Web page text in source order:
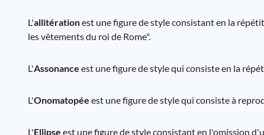
L'allitérationest une figure de style consistant en la
les vêtements du roi de Rome".
L'Assonance est une figure de style qui consiste en la
L'Onomatopée est une figure de style qui consiste à
L'Ellipse est une figure de style consistant en l'omission